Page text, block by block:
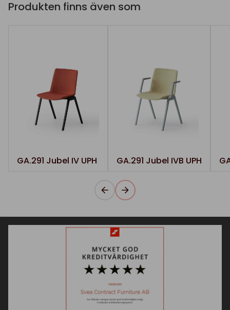
Produkten finns även som
GA.291 Jubel IV UPH GA.291 Jubel IVB UPH